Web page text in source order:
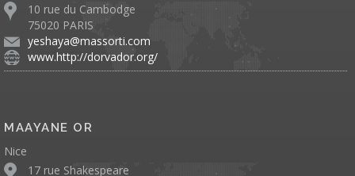
10 rue du Cambodge
75020 PARIS
yeshaya@massorti.com
www.http://dorvador.org/
MAAYANE OR
Nice
17 rue Shakespeare